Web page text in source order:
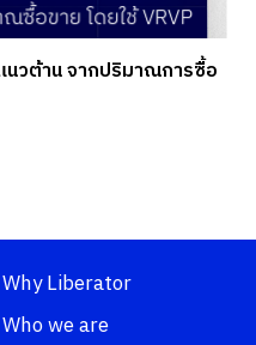
วต้าน จากปริมาณการซื้อ
Why Liberator
Who we are